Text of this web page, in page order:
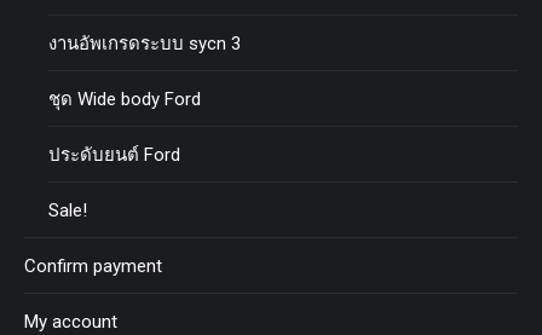
งานอัพเกรดระบบ sycn 3
ชุด Wide body Ford
ประดับยนต์ Ford
Sale!
Confirm payment
My account